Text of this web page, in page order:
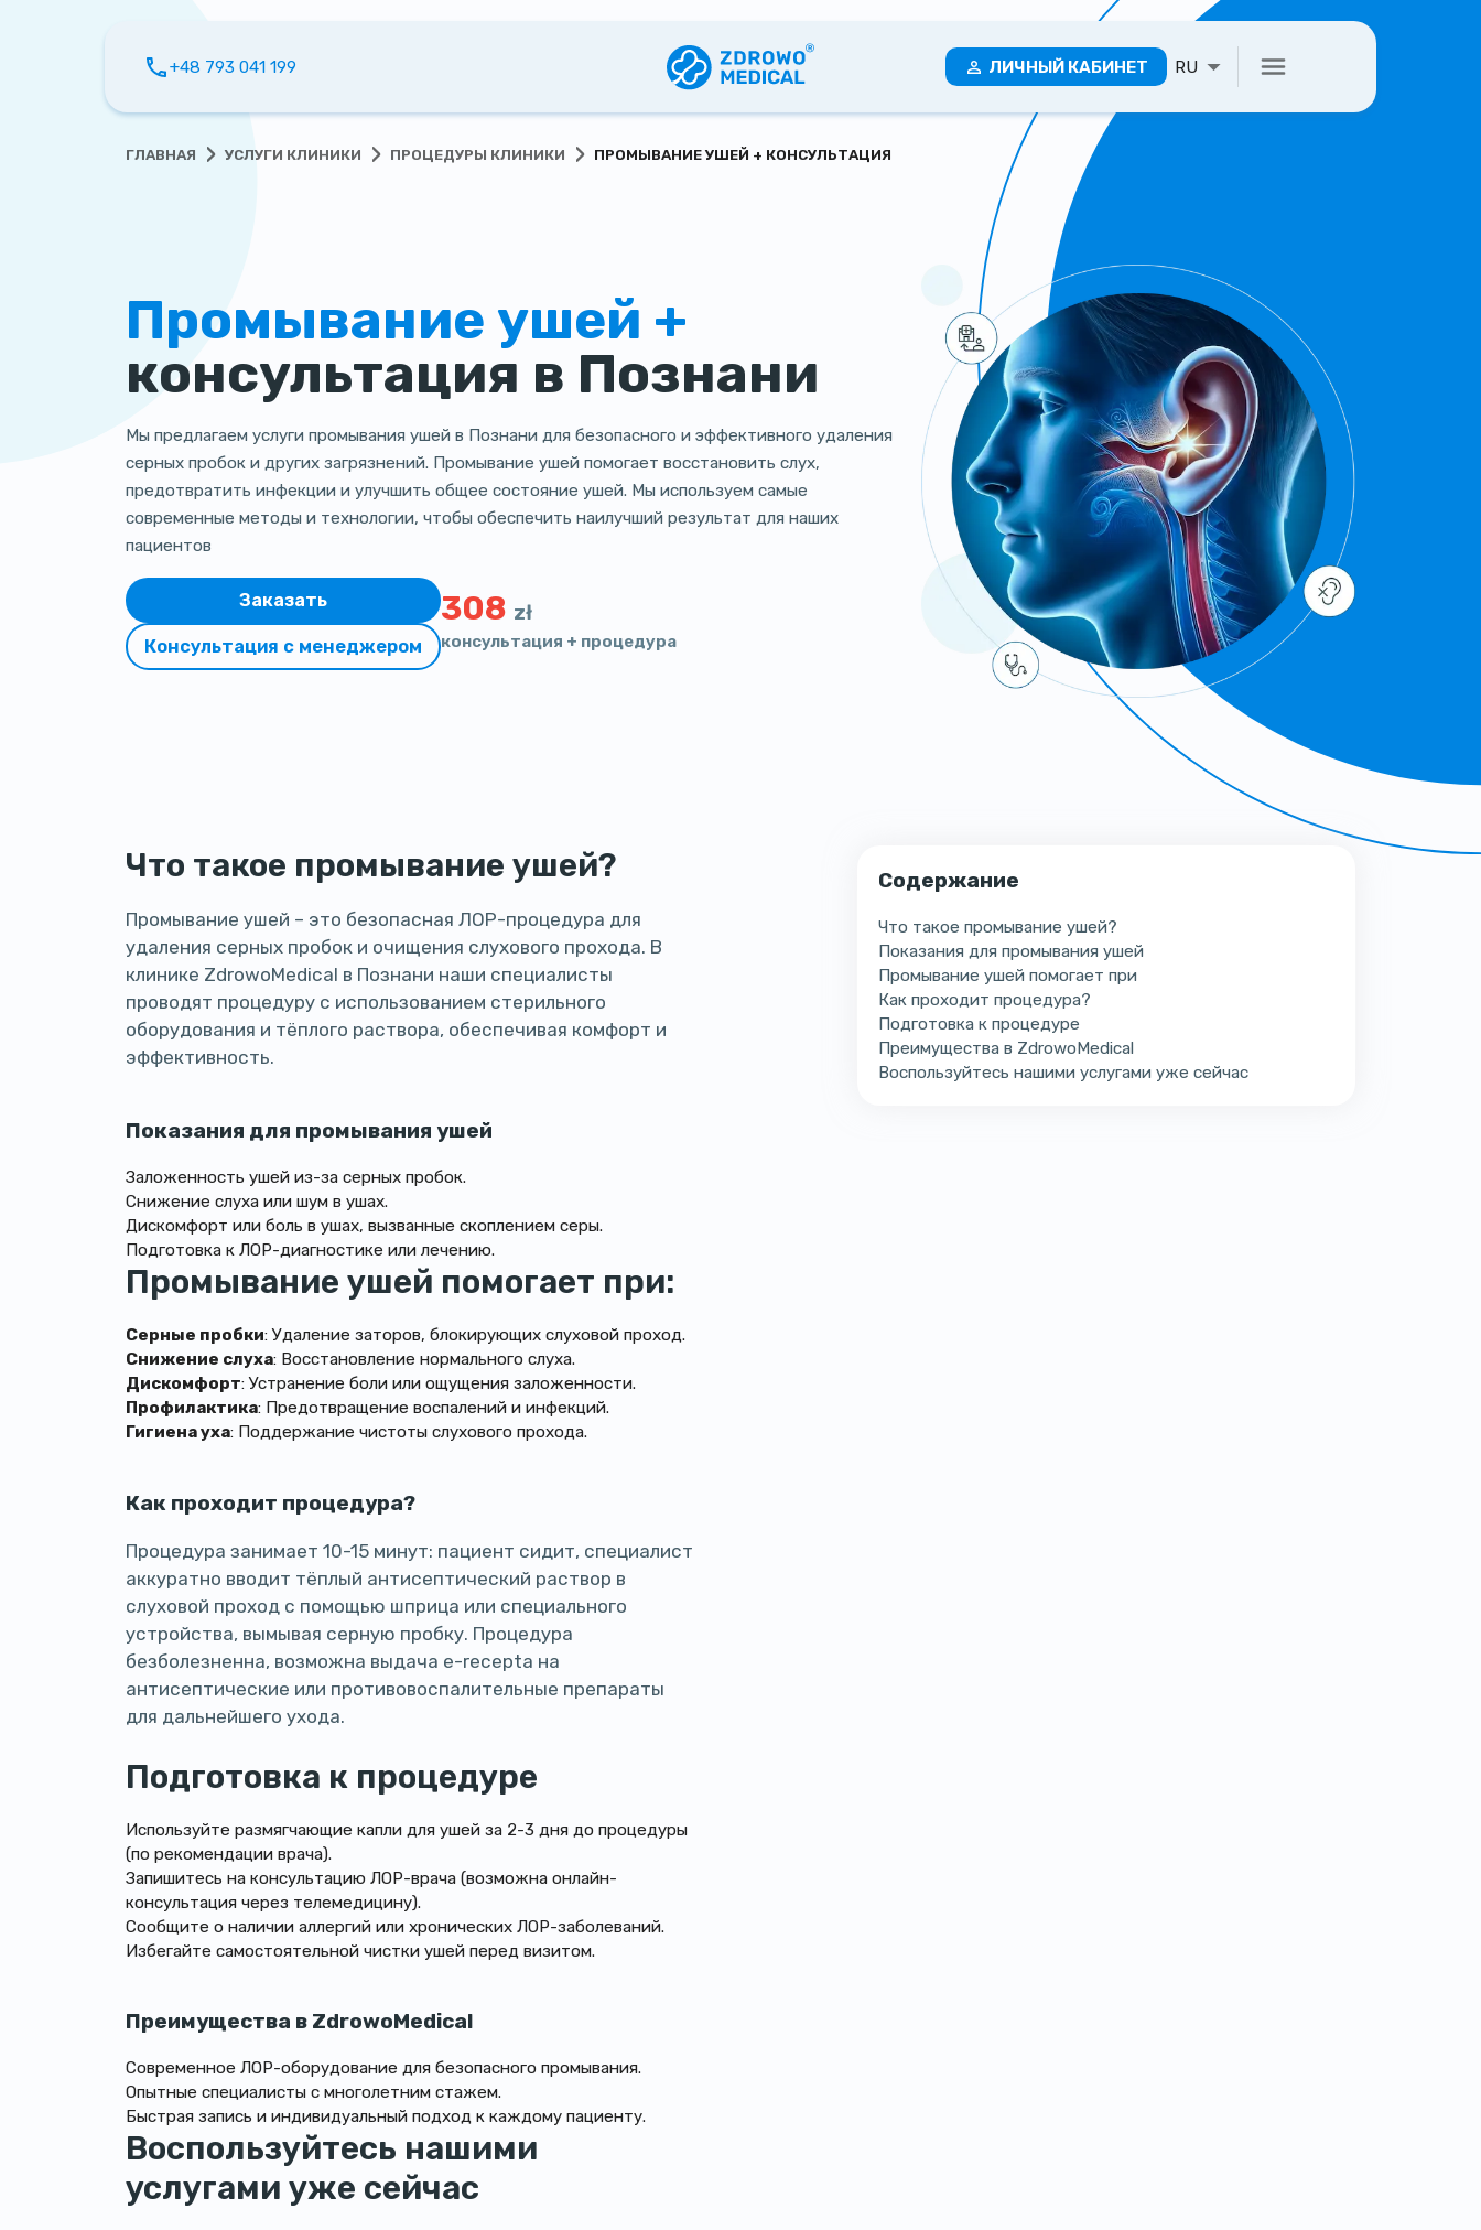
+48 793 041 199 ЛИЧНЫЙ КАБИНЕТ RU
ГЛАВНАЯ › УСЛУГИ КЛИНИКИ › ПРОЦЕДУРЫ КЛИНИКИ › ПРОМЫВАНИЕ УШЕЙ + КОНСУЛЬТАЦИЯ
Промывание ушей +
консультация в Познани
Мы предлагаем услуги промывания ушей в Познани для безопасного и эффективного удаления
серных пробок и других загрязнений. Промывание ушей помогает восстановить слух,
предотвратить инфекции и улучшить общее состояние ушей. Мы используем самые
современные методы и технологии, чтобы обеспечить наилучший результат для наших
пациентов
Заказать
Консультация с менеджером
308 zł
консультация + процедура
Что такое промывание ушей?
Промывание ушей – это безопасная ЛОР-процедура для
удаления серных пробок и очищения слухового прохода. В
клинике ZdrowoMedical в Познани наши специалисты
проводят процедуру с использованием стерильного
оборудования и тёплого раствора, обеспечивая комфорт и
эффективность.
Показания для промывания ушей
Заложенность ушей из-за серных пробок.
Снижение слуха или шум в ушах.
Дискомфорт или боль в ушах, вызванные скоплением серы.
Подготовка к ЛОР-диагностике или лечению.
Промывание ушей помогает при:
Серные пробки: Удаление заторов, блокирующих слуховой проход.
Снижение слуха: Восстановление нормального слуха.
Дискомфорт: Устранение боли или ощущения заложенности.
Профилактика: Предотвращение воспалений и инфекций.
Гигиена уха: Поддержание чистоты слухового прохода.
Как проходит процедура?
Процедура занимает 10-15 минут: пациент сидит, специалист
аккуратно вводит тёплый антисептический раствор в
слуховой проход с помощью шприца или специального
устройства, вымывая серную пробку. Процедура
безболезненна, возможна выдача e-recepta на
антисептические или противовоспалительные препараты
для дальнейшего ухода.
Подготовка к процедуре
Используйте размягчающие капли для ушей за 2-3 дня до процедуры
(по рекомендации врача).
Запишитесь на консультацию ЛОР-врача (возможна онлайн-
консультация через телемедицину).
Сообщите о наличии аллергий или хронических ЛОР-заболеваний.
Избегайте самостоятельной чистки ушей перед визитом.
Преимущества в ZdrowoMedical
Современное ЛОР-оборудование для безопасного промывания.
Опытные специалисты с многолетним стажем.
Быстрая запись и индивидуальный подход к каждому пациенту.
Воспользуйтесь нашими
услугами уже сейчас
Содержание
Что такое промывание ушей?
Показания для промывания ушей
Промывание ушей помогает при
Как проходит процедура?
Подготовка к процедуре
Преимущества в ZdrowoMedical
Воспользуйтесь нашими услугами уже сейчас